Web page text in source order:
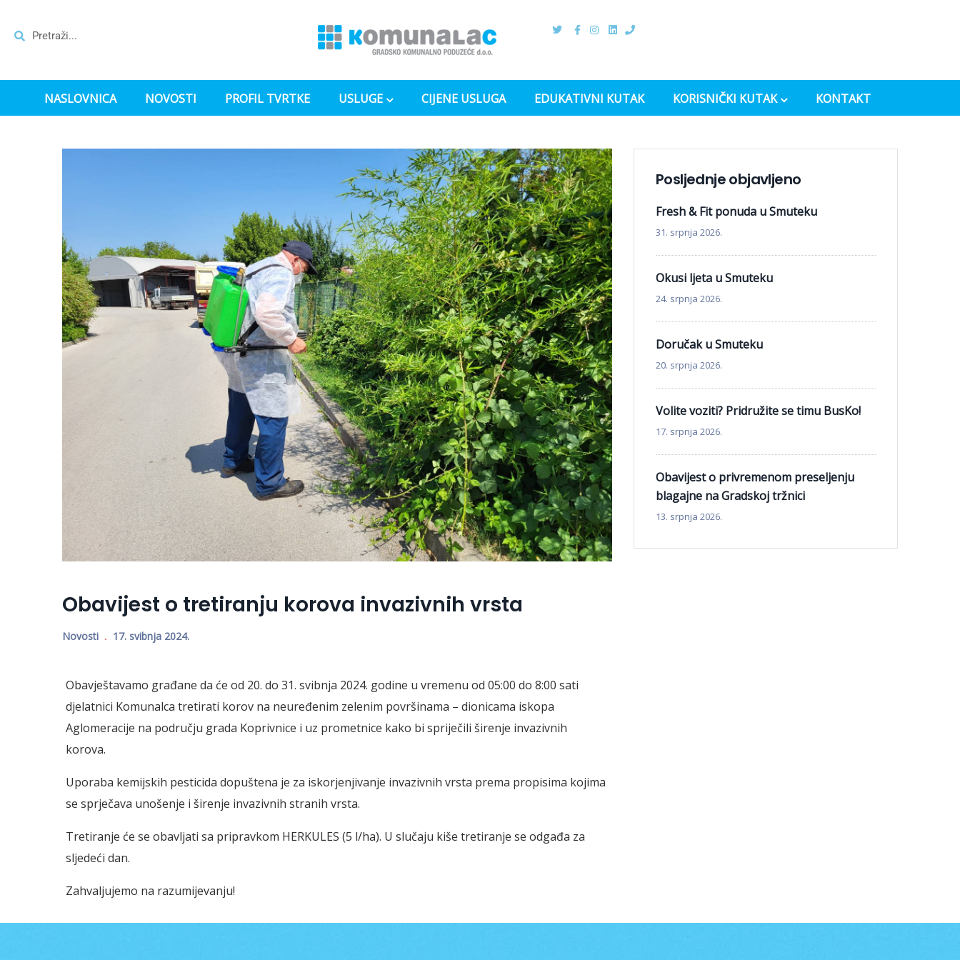
NASLOVNICA NOVOSTI PROFIL TVRTKE USLUGE CIJENE USLUGA EDUKATIVNI KUTAK KORISNIČKI KUTAK KONTAKT
Obavijest o tretiranju korova invazivnih vrsta
Novosti 17. svibnja 2024.
Obavještavamo građane da će od 20. do 31. svibnja 2024. godine u vremenu od 05:00 do 8:00 sati
djelatnici Komunalca tretirati korov na neuređenim zelenim površinama – dionicama iskopa
Aglomeracije na području grada Koprivnice i uz prometnice kako bi spriječili širenje invazivnih
korova.
Uporaba kemijskih pesticida dopuštena je za iskorjenjivanje invazivnih vrsta prema propisima kojima
se sprječava unošenje i širenje invazivnih stranih vrsta.
Tretiranje će se obavljati sa pripravkom HERKULES (5 l/ha). U slučaju kiše tretiranje se odgađa za
sljedeći dan.
Zahvaljujemo na razumijevanju!
Posljednje objavljeno
Fresh & Fit ponuda u Smuteku
31. srpnja 2026.
Okusi ljeta u Smuteku
24. srpnja 2026.
Doručak u Smuteku
20. srpnja 2026.
Volite voziti? Pridružite se timu BusKo!
17. srpnja 2026.
Obavijest o privremenom preseljenju
blagajne na Gradskoj tržnici
13. srpnja 2026.